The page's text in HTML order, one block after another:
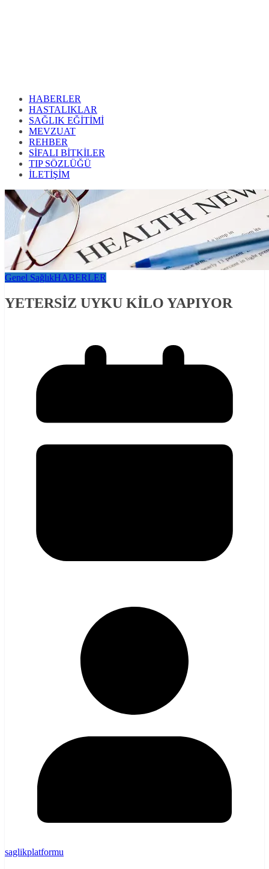
HABERLER
HASTALIKLAR
SAĞLIK EĞİTİMİ
MEVZUAT
REHBER
SİFALI BİTKİLER
TIP SÖZLÜĞÜ
İLETİŞİM
Genel SağlıkHABERLER
YETERSİZ UYKU KİLO YAPIYOR
saglikplatformu